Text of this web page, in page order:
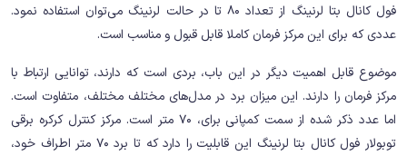
فول کانال بتا لرنینگ از تعداد 80 تا در حالت لرنینگ می‌توان استفاده نمود.
عددی که برای این مرکز فرمان کاملا قابل قبول و مناسب است.
موضوع قابل اهمیت دیگر در این باب، بردی است که دارند، توانایی ارتباط با
مرکز فرمان را دارند. این میزان برد در مدل‌های مختلف مختلف، متفاوت است.
اما عدد ذکر شده از سمت کمپانی برای، 70 متر است. مرکز کنترل کرکره برقی
توبولار فول کانال بتا لرنینگ این قابلیت را دارد که تا برد 70 متر اطراف خود،